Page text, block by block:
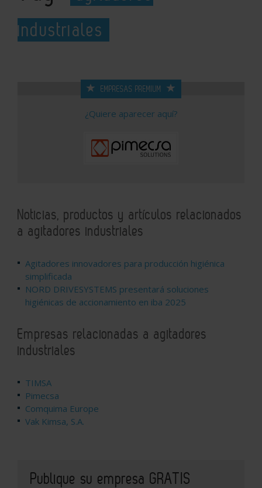
industriales
EMPRESAS PREMIUM
¿Quiere aparecer aquí?
Noticias, productos y artículos relacionados
a agitadores industriales
Agitadores innovadores para producción higiénica
simplificada
NORD DRIVESYSTEMS presentará soluciones
higiénicas de accionamiento en iba 2025
Empresas relacionadas a agitadores
industriales
TIMSA
Pimecsa
Comquima Europe
Vak Kimsa, S.A.
Publique su empresa GRATIS